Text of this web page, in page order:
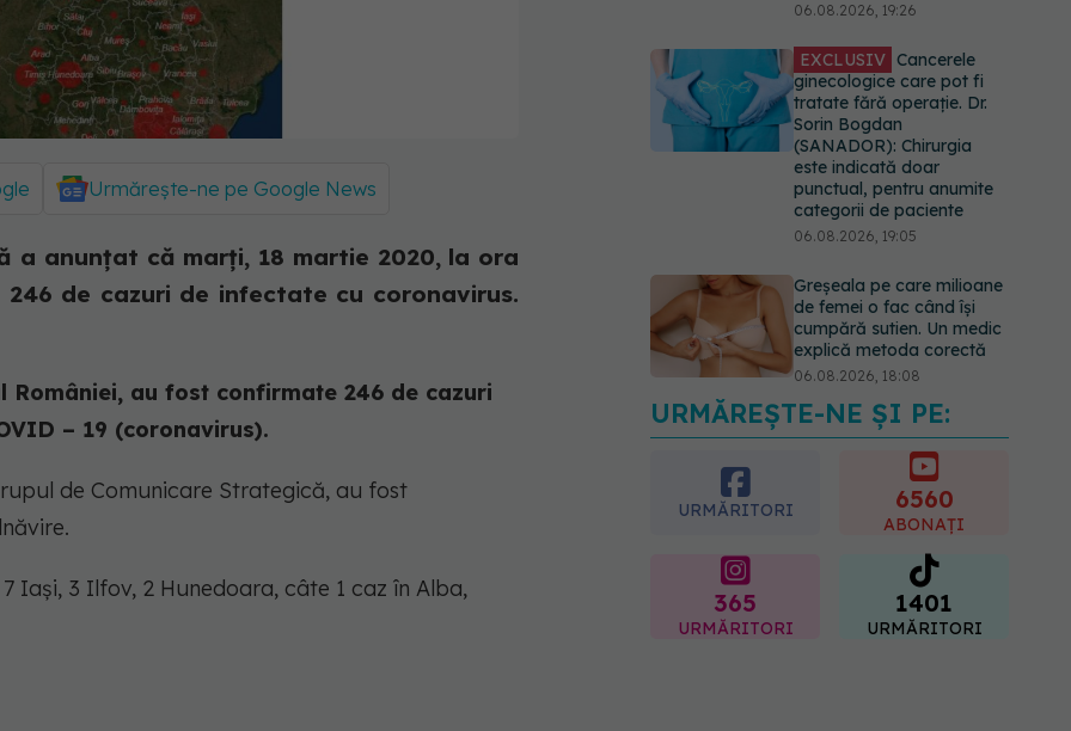
Urmărește-ne pe Google News
a anunțat că marți, 18 martie 2020, la ora
246 de cazuri de infectate cu coronavirus.
au fost confirmate 246 de cazuri
– 19 (coronavirus).
de Comunicare Strategică, au fost
Iaşi, 3 Ilfov, 2 Hunedoara, câte 1 caz în Alba,
06.08.2026, 19:26
EXCLUSIV Cancerele
ginecologice care pot fi
tratate fără operație. Dr.
Sorin Bogdan
(SANADOR): Chirurgia
este indicată doar
punctual, pentru anumite
categorii de paciente
06.08.2026, 19:05
Greșeala pe care milioane
de femei o fac când își
cumpără sutien. Un medic
explică metoda corectă
06.08.2026, 18:08
EXCLUSIV De ce unele
paciente cu cancer de col
uterin nu mai ajung la
operație. Dr. Sorin Bogdan
(SANADOR): Intervenția
chirurgicală, doar în situații
06.08.2026, 20:45
URMĂREȘTE-NE ȘI PE:
URMĂRITORI 6560
ABONAȚI
365
URMĂRITORI
1401
URMĂRITORI